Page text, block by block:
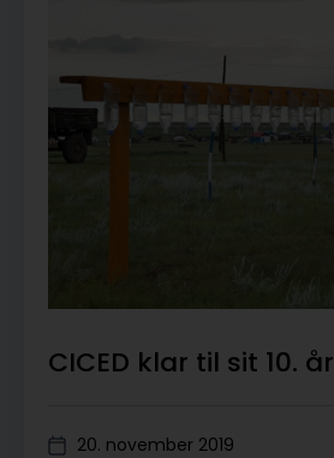
CICED klar til sit 10. år
20. november 2019